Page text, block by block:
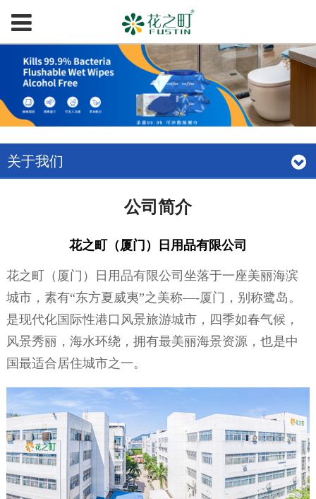
关于我们
公司简介
花之町（厦门）日用品有限公司
花之町（厦门）日用品有限公司坐落于一座美丽海滨
城市，素有“东方夏威夷”之美称—-厦门，别称鹭岛。
是现代化国际性港口风景旅游城市，四季如春气候，
风景秀丽，海水环绕，拥有最美丽海景资源，也是中
国最适合居住城市之一。